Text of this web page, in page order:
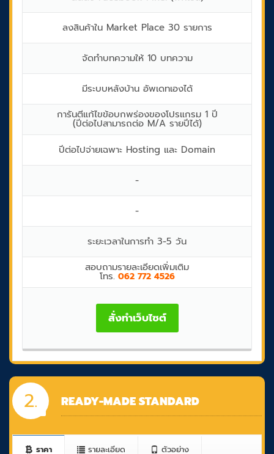
ลงสินค้าใน Market Place 30 รายการ
จัดทำบทความให้ 10 บทความ
มีระบบหลังบ้าน อัพเดทเองได้
การันตีแก้ไขข้อบกพร่องของโปรแกรม 1 ปี
(ปีต่อไปสามารถต่อ M/A รายปีได้)
ปีต่อไปจ่ายเฉพาะ Hosting และ Domain
-
-
ระยะเวลาในการทำ 3-5 วัน
สอบถามรายละเอียดเพิ่มเติม
โทร. 062 772 4526
สั่งทำเว็บไซต์
2. READY-MADE STANDARD
ราคา รายละเอียด ตัวอย่าง